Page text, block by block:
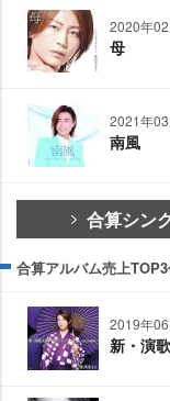
2020年
母
2021年
南風
合算シン
合算アルバム売上
2019年
新・演